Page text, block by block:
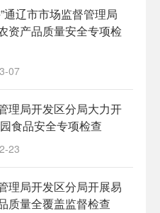
通辽市市场监督管理局
资产品质量安全专项检
07
理局开发区分局大力开
食品安全专项检查
23
理局开发区分局开展易
质量全覆盖监督检查